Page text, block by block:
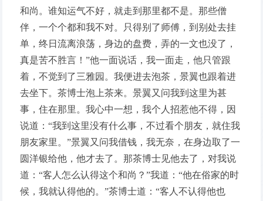
和尚。谁知运气不好，就走到那里都不是。那些僧
伴，一个个都和我不对。只得别了师傅，到别处去挂
单，终日流离浪荡，身边的盘费，弄的一文也没了，
真是苦不胜言！”他一面说话，我一面走，他只管跟
着，不觉到了三雅园。我便进去泡茶，景翼也跟着进
去坐下。茶博士泡上茶来。景翼又问我到这里为甚
事，住在那里。我心中一想，我个人招惹他不得，因
说道：“我到这里没有什么事，不过看个朋友，就住我
朋友家里。”景翼又问我借钱，我无奈，在身边取了一
圆洋银给他，他才去了。那茶博士见他去了，对我说
道：“客人怎么认得这个和尚？”我道：“他在俗家的时
候，我就认得他的。”茶博士道：“客人不认得他也